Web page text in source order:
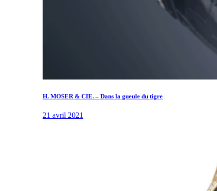
H. MOSER & CIE. – Dans la gueule du tigre
21 avril 2021